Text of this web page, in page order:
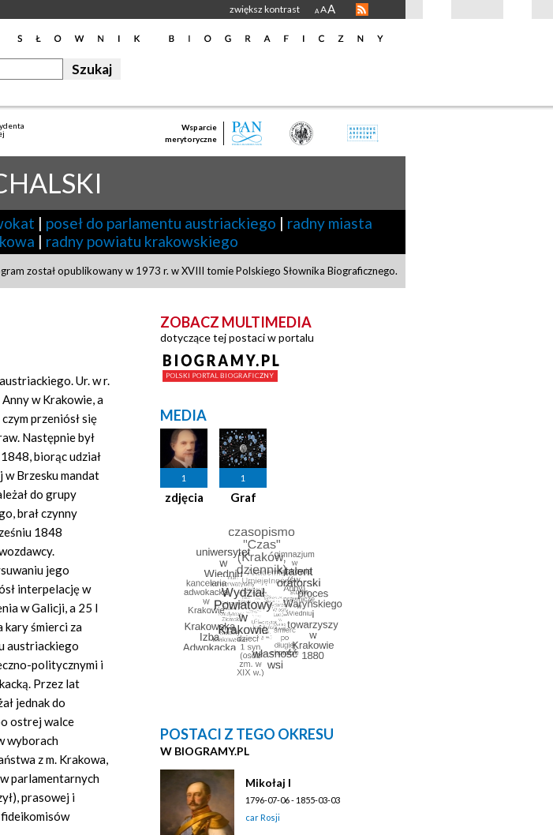
zwiększ kontrast A AA
Wsparcie
merytoryczne
| poseł do parlamentu austriackiego | radny miasta
| radny powiatu krakowskiego
został opublikowany w 1973 r. w XVIII tomie Polskiego Słownika Biograficznego.
Ur. w r.
w Krakowie, a
przeniósł się
Następnie był
biorąc udział
Brzesku mandat
do grupy
brał czynny
1848
jego
interpelację w
w Galicji, a 25 I
kary śmierci za
austriackiego
politycznymi i
Przez lat
jednak do
ostrej walce
wyborach
z m. Krakowa,
parlamentarnych
prasowej i
ZOBACZ MULTIMEDIA
dotyczące tej postaci w portalu
MEDIA
1
zdjęcia
1
Graf
POSTACI Z TEGO OKRESU
W BIOGRAMY.PL
Mikołaj I
1796-07-06 - 1855-03-03
car Rosji